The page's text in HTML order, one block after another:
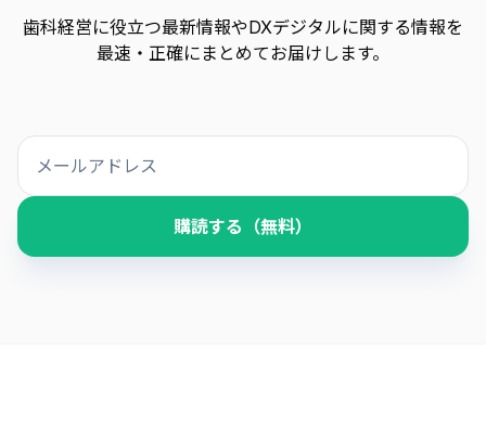
歯科経営に役立つ最新情報やDXデジタルに関する情報を
最速・正確にまとめてお届けします。
購読する（無料）